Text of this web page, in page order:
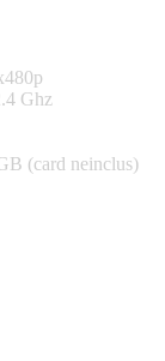
Ghz
(card neinclus)